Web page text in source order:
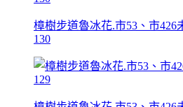
樟樹步道魯冰花.市53、市426
130